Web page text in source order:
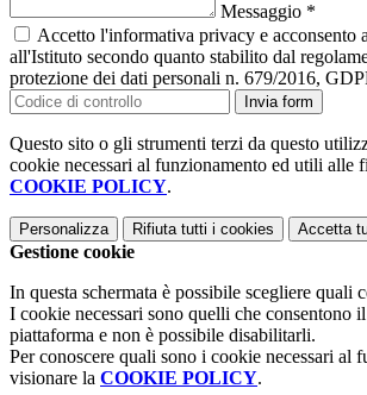
Messaggio *
Accetto l'informativa privacy e acconsento
all'Istituto secondo quanto stabilito dal
protezione dei dati personali n. 679/2016,
Invia form
Questo sito o gli strumenti terzi da questo
cookie necessari al funzionamento ed utili alle
COOKIE POLICY.
Personalizza Rifiuta tutti i cookies Accetta
Gestione cookie
In questa schermata è possibile scegliere quali
I cookie necessari sono quelli che consentono
piattaforma e non è possibile disabilitarli.
Per conoscere quali sono i cookie necessari al
visionare la COOKIE POLICY.